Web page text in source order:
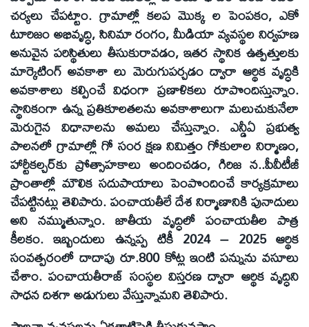
చర్యలు చేపట్టాం. గ్రామాల్లో కలప మొక్క ల పెంపకం, ఎకో
టూరిజం అభివృద్ధి, సినిమా రంగం, మీడియా వ్యవస్థల నిర్వహణ
అనువైన పరిస్థితులు తీసుకురావడం, ఇతర స్థానిక ఉత్పత్తులకు
మార్కెటింగ్‌ అవకాశా లు మెరుగుపర్చడం ద్వారా ఆర్థిక వృద్ధికి
అవకాశాలు కల్పించే విధంగా ప్రణాళికలు రూపొందిస్తున్నాం.
స్థానికంగా ఉన్న ప్రతికూలతలను అవకాశాలుగా మలుచుకునేలా
మెరుగైన విధానాలను అమలు చేస్తున్నాం. ఎన్డీఏ ప్రభుత్వ
పాలనలో గ్రామాల్లో గో సంర క్షణ నిమిత్తం గోకులాల నిర్మాణం,
హార్టీకల్చర్‌కు ప్రోత్సాహకాలు అందించడం, గిరిజ న..పీవీటీజీ
ప్రాంతాల్లో మౌలిక సదుపాయాలు పెంపొందించే కార్యక్రమాలు
చేపట్టినట్లు తెలిపారు. పంచాయతీలే దేశ నిర్మాణానికి పునాదులు
అని నమ్ముతున్నాం. జాతీయ వృద్ధిలో పంచాయతీల పాత్ర
కీలకం. ఇబ్బందులు ఉన్నప్ప టికీ 2024 – 2025 ఆర్థిక
సంవత్పరంలో దాదాపు రూ.800 కోట్ల ఇంటి పన్నును వసూలు
చేశాం. పంచాయతీరాజ్‌ సంస్థల విస్తరణ ద్వారా ఆర్థిక వృద్ధిని
సాధన దిశగా అడుగులు వేస్తున్నామని తెలిపారు.